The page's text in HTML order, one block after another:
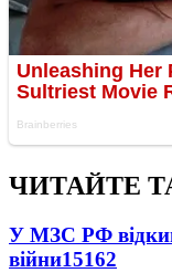
ЧИТАЙТЕ
У МЗС РФ
війни15162